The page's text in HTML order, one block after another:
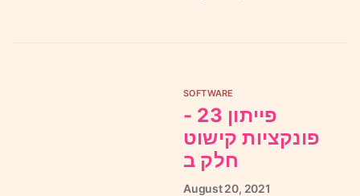
SOFTWARE
פייתון 23 -
פונקציות קישוט
חלק ב
August20, 2021